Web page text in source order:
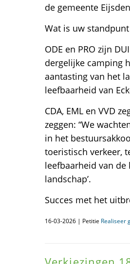
de gemeente
Wat is uw
ODE en PRO zijn
dergelijke camping
aantasting van het
leefbaarheid van
CDA, EML en VVD
zeggen: “We
in het
toeristisch verkeer,
leefbaarheid van de
landschap’.
Succes met het
16-03-2026 | Petitie Realiseer